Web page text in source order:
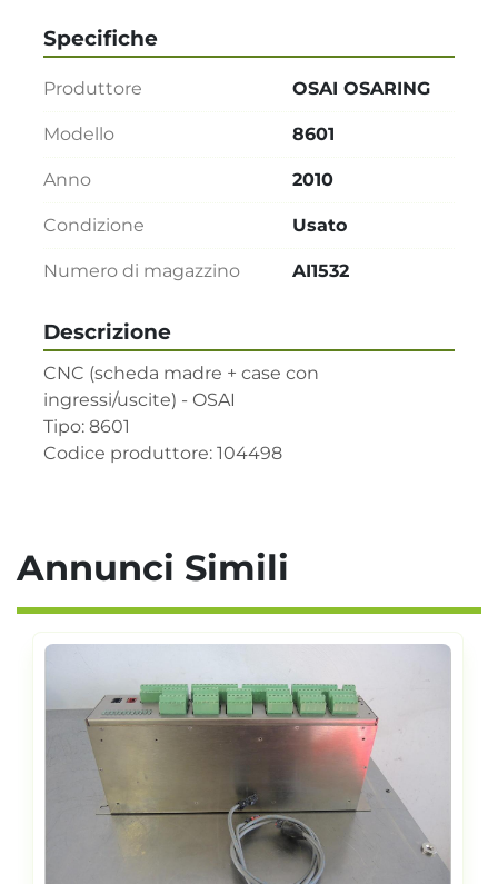
Descrizione
CNC (scheda madre + case con
ingressi/uscite) - OSAI
Tipo: 8601
Codice produttore: 104498
Specifiche
Produttore OSAI OSARING
Modello 8601
Anno 2010
Condizione Usato
Numero di magazzino AI1532
Annunci Simili